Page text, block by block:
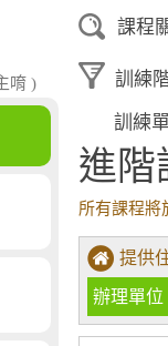
唷 )
課程
訓練
訓練
進階
所有課程將
提供
辦理單位